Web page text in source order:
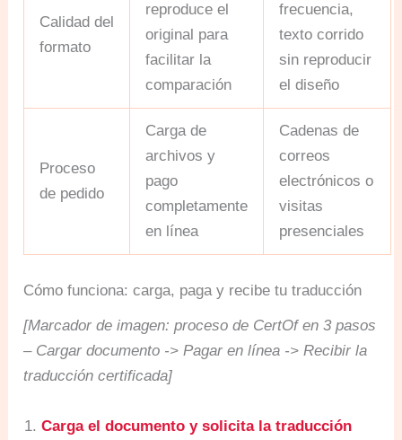
Calidad del
formato
reproduce el
original para
facilitar la
comparación
frecuencia,
texto corrido
sin reproducir
el diseño
Proceso
de pedido
Carga de
archivos y
pago
completamente
en línea
Cadenas de
correos
electrónicos o
visitas
presenciales
Cómo funciona: carga, paga y recibe tu traducción
[Marcador de imagen: proceso de CertOf en 3 pasos
– Cargar documento -> Pagar en línea -> Recibir la
traducción certificada]
Carga el documento y solicita la traducción